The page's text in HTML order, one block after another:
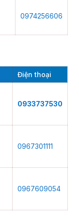
0974256606
Điện thoại
0933737530
0967301111
0967609054